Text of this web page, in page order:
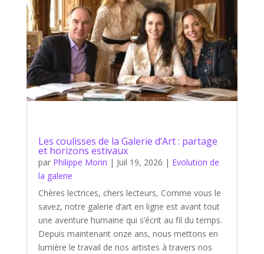
Les coulisses de la Galerie d’Art : partage
et horizons estivaux
par Philippe Morin | Juil 19, 2026 | Evolution de
la galerie
Chères lectrices, chers lecteurs, Comme vous le
savez, notre galerie d’art en ligne est avant tout
une aventure humaine qui s’écrit au fil du temps.
Depuis maintenant onze ans, nous mettons en
lumière le travail de nos artistes à travers nos